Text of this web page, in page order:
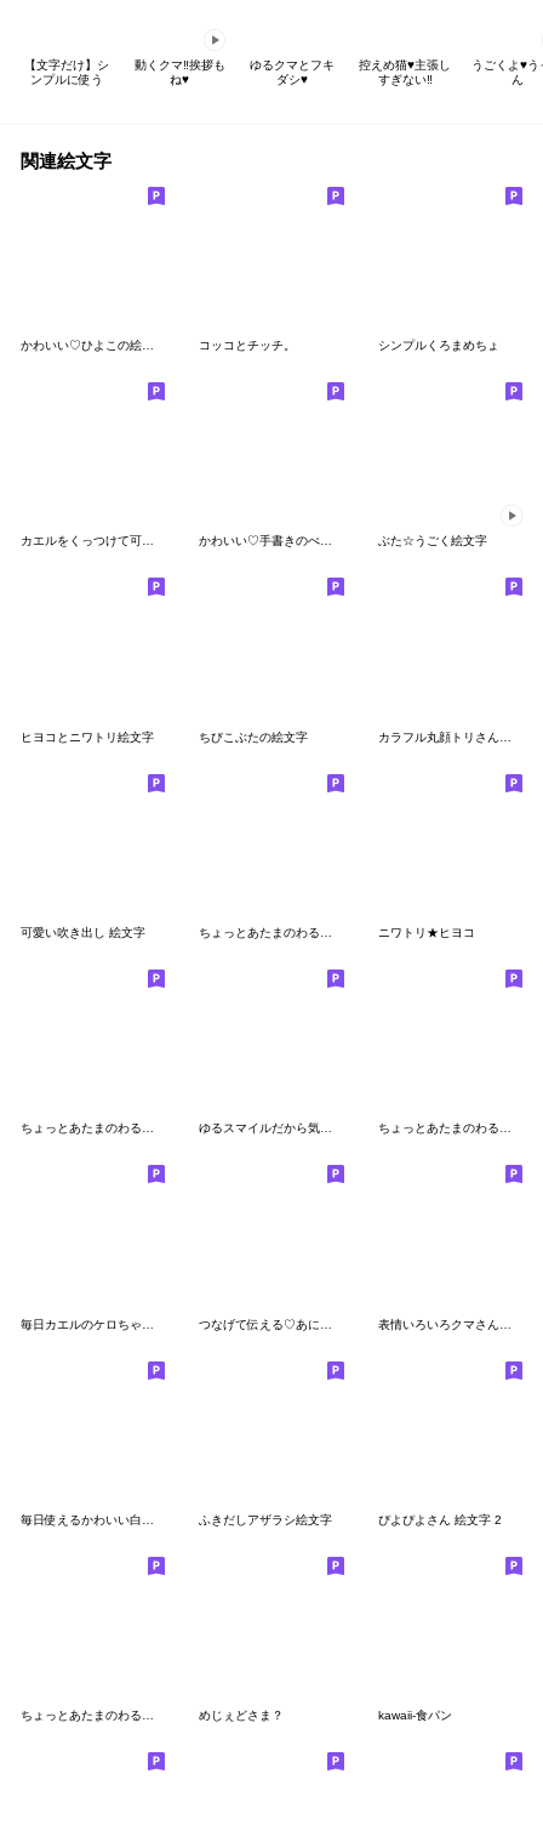
【文字だけ】シ
ンプルに使う
動くクマ‼️挨拶も
ね♥️
ゆるクマとフキ
ダシ♥️
控えめ猫♥️主張し
すぎない‼️
うごくよ♥️う
ん
関連絵文字
コッコとチッチ。 シンプルくろまめちょ
カエルをくっつけて可愛くする絵文字 かわいい♡手書きのぺんちゃん ぶた☆うごく絵文字
ヒヨコとニワトリ絵文字 ちびこぶたの絵文字
可愛い吹き出し 絵文字 ニワトリ★ヒヨコ
ちょっとあたまのわるそうな奴絵文字(19) ゆるスマイルだから気軽に使える！ ちょっとあたまのわるそうな奴絵文字(18)
ふきだしアザラシ絵文字 ぴよぴよさん 絵文字 2
ちょっとあたまのわるそうな絵文字(8) めじぇどさま？ kawaii-食パン